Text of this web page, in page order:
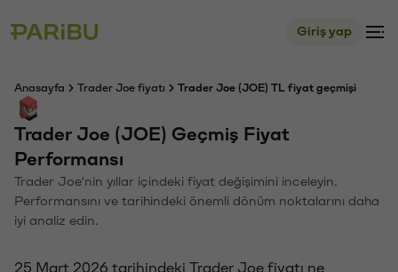
Giriş yap
Anasayfa Trader Joe fiyatı Trader Joe (JOE) TL fiyat geçmişi
Trader Joe (JOE) Geçmiş Fiyat
Performansı
Trader Joe'nin yıllar içindeki fiyat değişimini inceleyin.
Performansını ve tarihindeki önemli dönüm noktalarını daha
iyi analiz edin.
25 Mart 2026 tarihindeki Trader Joe fiyatı ne